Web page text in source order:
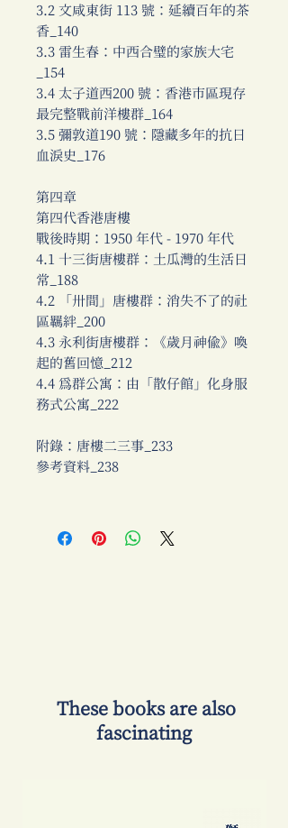
3.2 文咸東街 113 號：延續百年的茶
香_140
3.3 雷生春：中西合璧的家族大宅
_154
3.4 太子道西200 號：香港市區現存
最完整戰前洋樓群_164
3.5 彌敦道190 號：隱藏多年的抗日
血淚史_176
第四章
第四代香港唐樓
戰後時期：1950 年代 - 1970 年代
4.1 十三街唐樓群：土瓜灣的生活日
常_188
4.2 「卅間」唐樓群：消失不了的社
區羈絆_200
4.3 永利街唐樓群：《歲月神偷》喚
起的舊回憶_212
4.4 為群公寓：由「散仔館」化身服
務式公寓_222
附錄：唐樓二三事_233
參考資料_238
​ These books are also
fascinating